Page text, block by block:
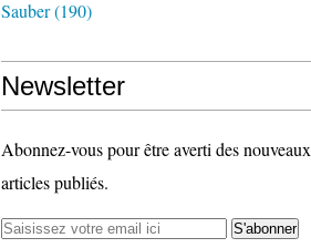
Sauber(190)
Newsletter
Abonnez-vous pour être averti des nouveaux
articles publiés.